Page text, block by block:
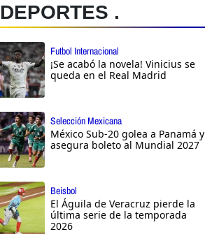
DEPORTES .
Futbol Internacional
¡Se acabó la novela! Vinicius se
queda en el Real Madrid
Selección Mexicana
México Sub-20 golea a Panamá y
asegura boleto al Mundial 2027
Beisbol
El Águila de Veracruz pierde la
última serie de la temporada
2026